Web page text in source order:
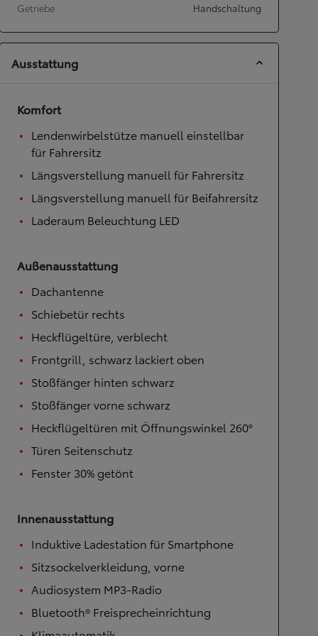
Getriebe
Handschaltung
Ausstattung
Komfort
Lendenwirbelstütze manuell einstellbar
für Fahrersitz
Längsverstellung manuell für Fahrersitz
Längsverstellung manuell für Beifahrersitz
Laderaum Beleuchtung LED
Außenausstattung
Dachantenne
Schiebetür rechts
Heckflügeltüre, verblecht
Frontgrill, schwarz lackiert oben
Stoßfänger hinten schwarz
Stoßfänger vorne schwarz
Heckflügeltüren mit Öffnungswinkel 260°
Türen Seitenschutz
Fenster 30% getönt
Innenausstattung
Induktive Ladestation für Smartphone
Sitzsockelverkleidung, vorne
Audiosystem MP3-Radio
Bluetooth® Freisprecheinrichtung